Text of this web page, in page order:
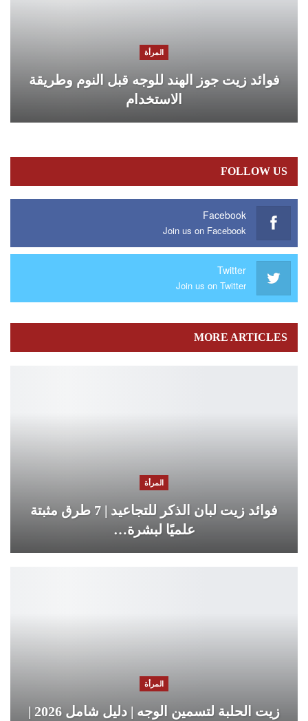
المرأة
فوائد زيت جوز الهند للوجه قبل النوم وطريقة
الاستخدام
FOLLOW US
Facebook
Join us on Facebook
Twitter
Join us on Twitter
MORE ARTICLES
المرأة
فوائد زيت لبان الذكر للتجاعيد | 7 طرق مثبتة
علميًا لبشرة…
المرأة
زيت الحلبة لتسمين الوجه | دليل شامل 2026 |